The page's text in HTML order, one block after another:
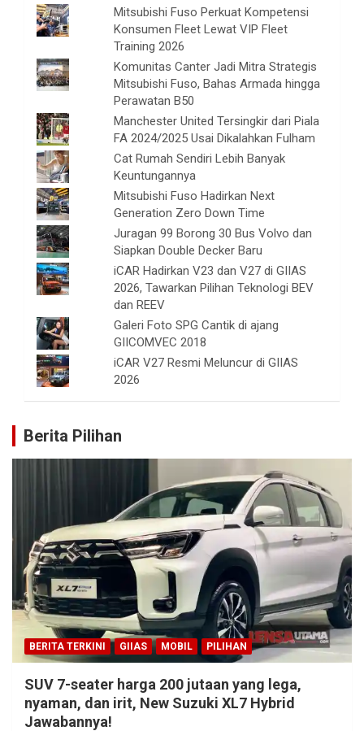
Mitsubishi Fuso Perkuat Kompetensi
Konsumen Fleet Lewat VIP Fleet
Training 2026
Komunitas Canter Jadi Mitra Strategis
Mitsubishi Fuso, Bahas Armada hingga
Perawatan B50
Manchester United Tersingkir dari Piala
FA 2024/2025 Usai Dikalahkan Fulham
Cat Rumah Sendiri Lebih Banyak
Keuntungannya
Mitsubishi Fuso Hadirkan Next
Generation Zero Down Time
Juragan 99 Borong 30 Bus Volvo dan
Siapkan Double Decker Baru
iCAR Hadirkan V23 dan V27 di GIIAS
2026, Tawarkan Pilihan Teknologi BEV
dan REEV
Galeri Foto SPG Cantik di ajang
GIICOMVEC 2018
iCAR V27 Resmi Meluncur di GIIAS
2026
Berita Pilihan
BERITA TERKINI GIIAS MOBIL PILIHAN
SUV 7-seater harga 200 jutaan yang lega,
nyaman, dan irit, New Suzuki XL7 Hybrid
Jawabannya!